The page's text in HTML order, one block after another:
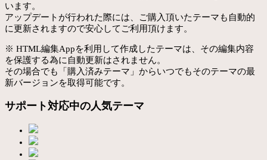
います。
アップデートが行われた際には、ご購入頂いたテーマも自動的
に更新されますので安心してご利用頂けます。
※ HTML編集Appを利用して作成したテーマは、その編集内容
を保護する為に自動更新はされません。
その場合でも「購入済みテーマ」からいつでもそのテーマの最
新バージョンを取得可能です。
サポート対応中の人気テーマ